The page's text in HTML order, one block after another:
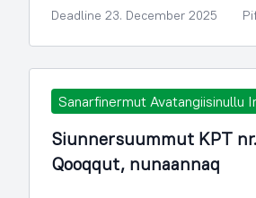
Deadline 23. December 2025
Sanarfinermut Avatangiisinullu
Siunnersuummut KPT
Qooqqut, nunaannaq